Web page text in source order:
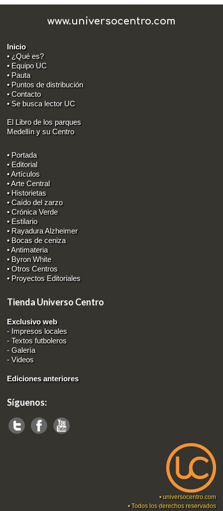
www.universocentro.com
Inicio
• ¿Qué es?
• Equipo UC
• Pauta
• Puntos de distribución
• Contacto
• Se busca lector UC
El Libro de los parques
Medellín y su Centro
• Portada
• Editorial
• Artículos
• Arte Central
• Historietas
• Caído del zarzo
• Crónica Verde
• Estilario
• Rayadura Alzheimer
• Bocas de ceniza
• Antimateria
• Byron White
• Otros Centros
• Proyectos Editoriales
Tienda Universo Centro
Exclusivo web
- Impresos locales
-Textos futboleros
-Galería
-Videos
Ediciones anteriores
Síguenos:
•universocentro.com
• Todos los derechos reservados